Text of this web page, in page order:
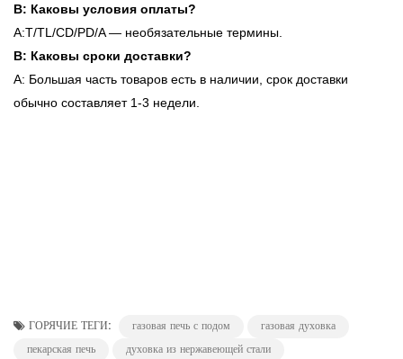
В: Каковы условия оплаты?
A:T/TL/CD/PD/A — необязательные термины.
В: Каковы сроки доставки?
А: Большая часть товаров есть в наличии, срок доставки
обычно составляет 1-3 недели.
ГОРЯЧИЕ ТЕГИ: газовая печь с подом
газовая духовка
пекарская печь
духовка из нержавеющей стали